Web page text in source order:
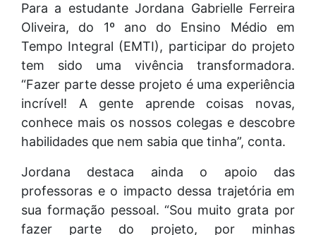
Para a estudante Jordana Gabrielle Ferreira
Oliveira, do 1º ano do Ensino Médio em
Tempo Integral (EMTI), participar do projeto
tem sido uma vivência transformadora.
“Fazer parte desse projeto é uma experiência
incrível! A gente aprende coisas novas,
conhece mais os nossos colegas e descobre
habilidades que nem sabia que tinha”, conta.
Jordana destaca ainda o apoio das
professoras e o impacto dessa trajetória em
sua formação pessoal. “Sou muito grata por
fazer parte do projeto, por minhas